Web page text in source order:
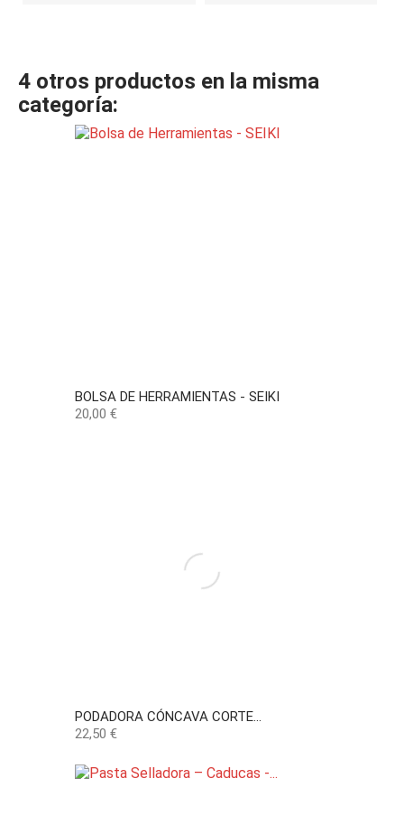
4 otros productos en la misma
categoría:
BOLSA DE HERRAMIENTAS - SEIKI
Precio
20,00 €
PODADORA CÓNCAVA CORTE...
Precio
22,50 €